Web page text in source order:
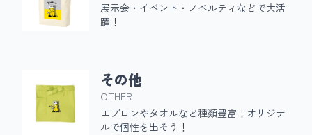
展示会・イベント・ノベルティなどで大活
躍！
その他
OTHER
エプロンやタオルなど種類豊富！オリジナ
ルで個性を出そう！